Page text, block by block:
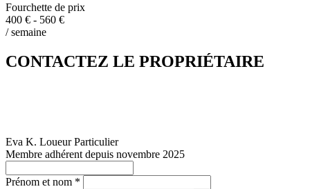
Fourchette de prix
400 € - 560 €
/ semaine
CONTACTEZ LE PROPRIÉTAIRE
Eva K. Loueur Particulier
Membre adhérent depuis novembre 2025
Prénom et nom *